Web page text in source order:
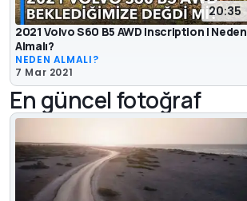
20:35
2021 Volvo S60 B5 AWD Inscription | Neden
Almalı?
NEDEN ALMALI?
7 Mar 2021
En güncel fotoğraf